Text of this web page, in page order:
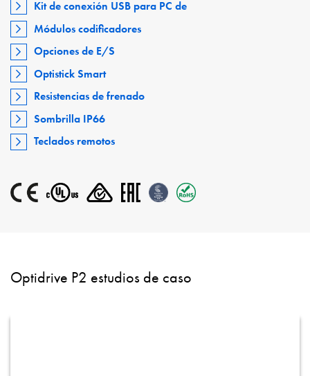
Kit de conexión USB para PC de
Módulos codificadores
Opciones de E/S
Optistick Smart
Resistencias de frenado
Sombrilla IP66
Teclados remotos
Optidrive P2 estudios de caso